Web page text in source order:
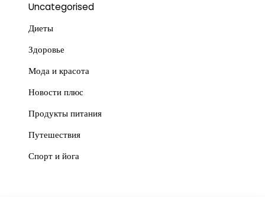
Uncategorised
Диеты
Здоровье
Мода и красота
Новости плюс
Продукты питания
Путешествия
Спорт и йога